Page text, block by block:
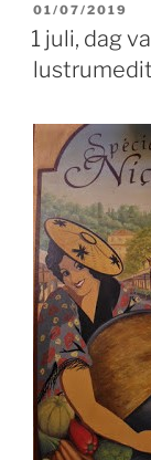
GEPLAATST
OP
01/07/2019
1 juli, dag